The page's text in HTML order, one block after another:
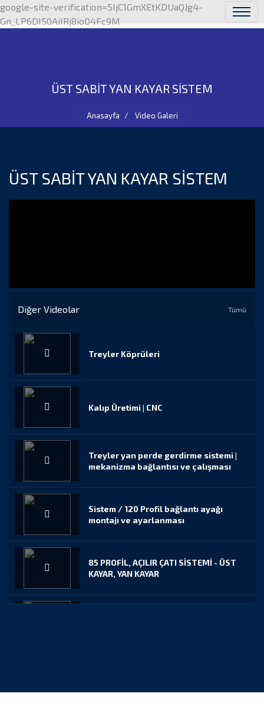
google-site-verification=5IjC1GmXEtKDUaQJg4-
Gn_LP6DI50AiIRj8ioO4Fc9M
ÜST SABİT YAN KAYAR SİSTEM
Anasayfa Video Galeri
ÜST SABİT YAN KAYAR SİSTEM
Diğer Videolar Tümü
Treyler Köprüleri
Kalıp Üretimi | CNC
Treyler yan perde gerdirme sistemi |
mekanizma bağlantısı ve çalışması
Sistem / 120 Profil bağlantı ayağı
montajı ve ayarlanması
85 PROFİL, AÇILIR ÇATI SİSTEMİ - ÜST
KAYAR, YAN KAYAR